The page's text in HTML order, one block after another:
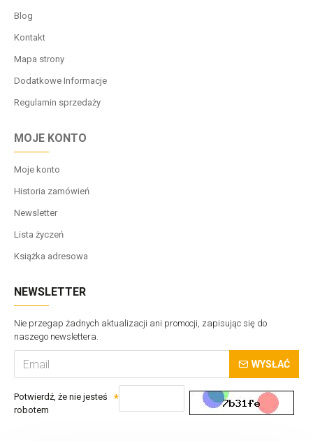
Blog
Kontakt
Mapa strony
Dodatkowe Informacje
Regulamin sprzedaży
MOJE KONTO
Moje konto
Historia zamówień
Newsletter
Lista życzeń
Książka adresowa
NEWSLETTER
Nie przegap żadnych aktualizacji ani promocji, zapisując się do
naszego newslettera.
WYSŁAĆ
Potwierdź, że nie jesteś
robotem